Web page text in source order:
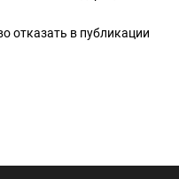
отказать в публикации